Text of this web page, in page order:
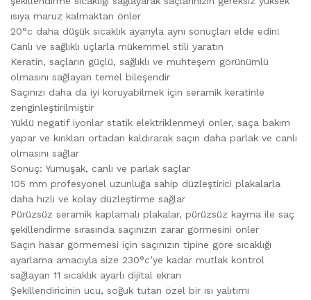
ısıya maruz kalmaktan önler
20°c daha düşük sıcaklık ayarıyla aynı sonuçları elde edin!
Canlı ve sağlıklı uçlarla mükemmel stili yaratın
Keratin, saçların güçlü, sağlıklı ve muhteşem görünümlü
olmasını sağlayan temel bileşendir
Saçınızı daha da iyi koruyabilmek için seramik keratinle
zenginleştirilmiştir
Yüklü negatif iyonlar statik elektriklenmeyi önler, saça bakım
yapar ve kırıkları ortadan kaldırarak saçın daha parlak ve canlı
olmasını sağlar
Sonuç: Yumuşak, canlı ve parlak saçlar
105 mm profesyonel uzunluğa sahip düzleştirici plakalarla
daha hızlı ve kolay düzleştirme sağlar
Pürüzsüz seramik kaplamalı plakalar, pürüzsüz kayma ile saç
şekillendirme sırasında saçınızın zarar görmesini önler
Saçın hasar görmemesi için saçınızın tipine göre sıcaklığı
ayarlama amacıyla size 230°c’ye kadar mutlak kontrol
sağlayan 11 sıcaklık ayarlı dijital ekran
Şekillendiricinin ucu, soğuk tutan özel bir ısı yalıtımı